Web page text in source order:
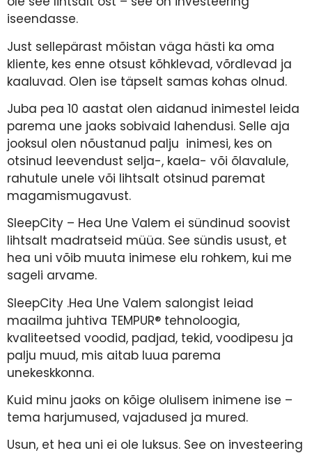
iseendasse.
Just sellepärast mõistan väga hästi ka oma
kliente, kes enne otsust kõhklevad, võrdlevad ja
kaaluvad. Olen ise täpselt samas kohas olnud.
Juba pea 10 aastat olen aidanud inimestel leida
parema une jaoks sobivaid lahendusi. Selle aja
jooksul olen nõustanud palju inimesi, kes on
otsinud leevendust selja-, kaela- või õlavalule,
rahutule unele või lihtsalt otsinud paremat
magamismugavust.
SleepCity – Hea Une Valem ei sündinud soovist
lihtsalt madratseid müüa. See sündis usust, et
hea uni võib muuta inimese elu rohkem, kui me
sageli arvame.
SleepCity .Hea Une Valem salongist leiad
maailma juhtiva TEMPUR® tehnoloogia,
kvaliteetsed voodid, padjad, tekid, voodipesu ja
palju muud, mis aitab luua parema
unekeskkonna.
Kuid minu jaoks on kõige olulisem inimene ise –
tema harjumused, vajadused ja mured.
Usun, et hea uni ei ole luksus. See on investeering